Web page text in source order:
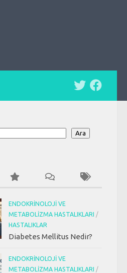
Ara
ENDOKRINOLOJI VE
METABOLIZMA HASTALIKLARI /
HASTALIKLAR
Diabetes Mellitus Nedir?
ENDOKRINOLOJI VE
METABOLIZMA HASTALIKLARI /